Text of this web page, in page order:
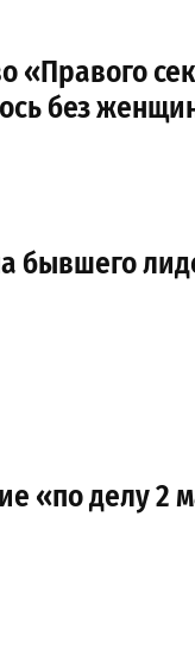
«Правого
без
бывшего
«по делу 2